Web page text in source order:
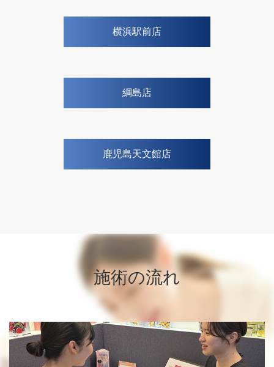
横浜駅前店
綱島店
鹿児島天文館店
施術の流れ